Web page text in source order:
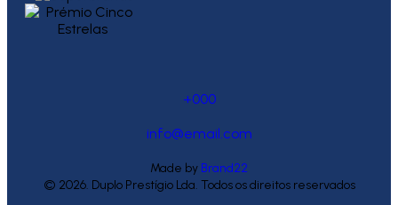
+000
info@email.com
Made by Brand22
© 2026. Duplo Prestígio Lda. Todos os direitos reservados